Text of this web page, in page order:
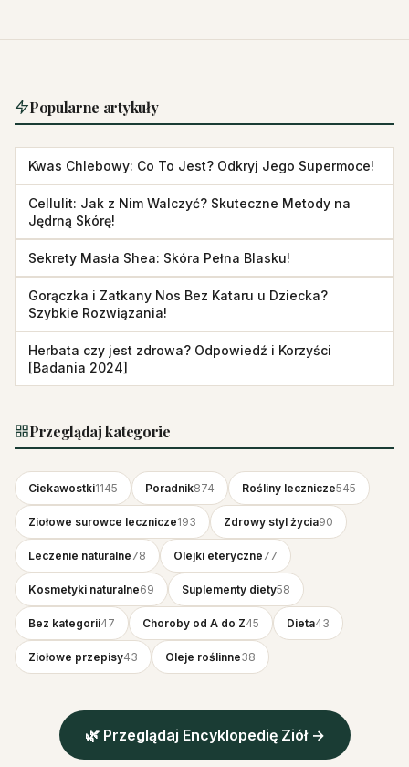
Popularne artykuły
Kwas Chlebowy: Co To Jest? Odkryj Jego Supermoce!
Cellulit: Jak z Nim Walczyć? Skuteczne Metody na
Jędrną Skórę!
Sekrety Masła Shea: Skóra Pełna Blasku!
Gorączka i Zatkany Nos Bez Kataru u Dziecka?
Szybkie Rozwiązania!
Herbata czy jest zdrowa? Odpowiedź i Korzyści
[Badania 2024]
Przeglądaj kategorie
Ciekawostki1145 Poradnik874 Rośliny lecznicze545
Ziołowe surowce lecznicze193 Zdrowy styl życia90
Leczenie naturalne78 Olejki eteryczne77
Kosmetyki naturalne69 Suplementy diety58
Bez kategorii47 Choroby od A do Z45 Dieta43
Ziołowe przepisy43 Oleje roślinne38
🌿 Przeglądaj Encyklopedię Ziół →